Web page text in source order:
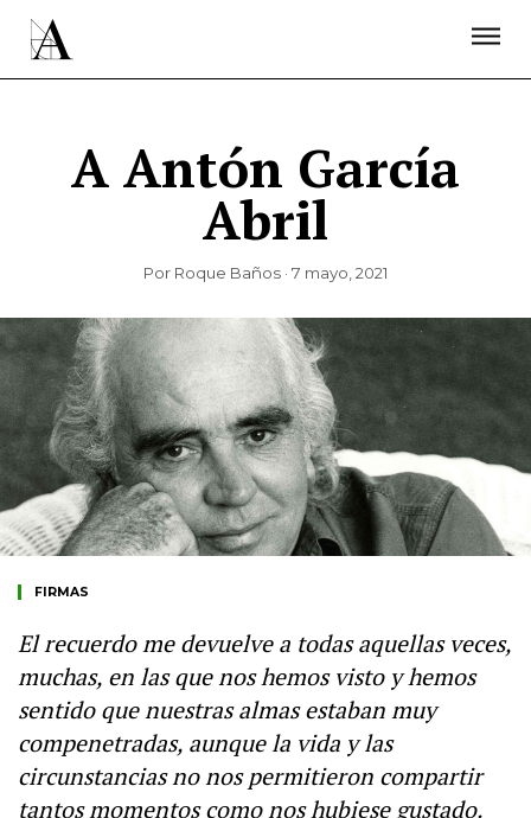
A Antón García
Abril
Por Roque Baños · 7 mayo, 2021
FIRMAS
El recuerdo me devuelve a todas aquellas veces,
muchas, en las que nos hemos visto y hemos
sentido que nuestras almas estaban muy
compenetradas, aunque la vida y las
circunstancias no nos permitieron compartir
tantos momentos como nos hubiese gustado.
ÚNETE A LA ACADEMIA DE CINE
PRENSA